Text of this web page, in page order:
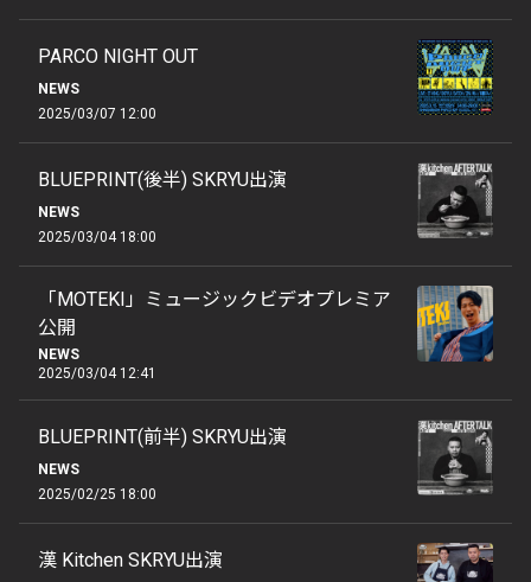
PARCO NIGHT OUT
NEWS
2025/03/07 12:00
BLUEPRINT(後半) SKRYU出演
NEWS
2025/03/04 18:00
「MOTEKI」ミュージックビデオプレミア
公開
NEWS
2025/03/04 12:41
BLUEPRINT(前半) SKRYU出演
NEWS
2025/02/25 18:00
漢 Kitchen SKRYU出演